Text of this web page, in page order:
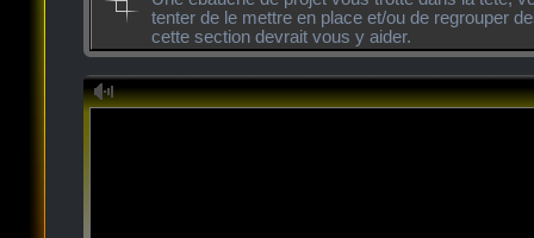
tenter de le mettre en place et/ou de regrouper
cette section devrait vous y aider.